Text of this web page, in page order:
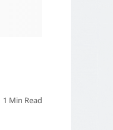
1 Min Read